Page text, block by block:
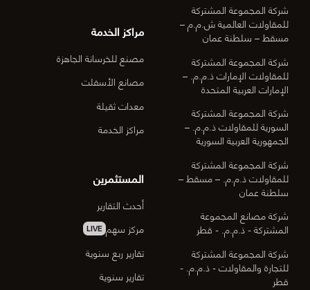
شركة المجموعة المشتركة
للمقاولات العالمية ش.م.م –
مسقط – سلطنة عمان
شركة المجموعة المشتركة
للمقاولات الإمارات ذ.م.م. –
الإمارات العربية المتحدة
شركة المجموعة المشتركة
السورية للمقاولات ذ.م.م. –
الجمهورية العربية السورية
شركة المجموعة المشتركة
للمقاولات ذ.م.م. – مسقط –
سلطنة عمان
شركة مصانع المجموعة
المشتركة - ذ.م.م. - قطر
شركة المجموعة المشتركة
للتجارة والمقاولات - ذ.م.م. -
قطر
مراكز الخدمة
مصنع للخرسانة الجاهزة
مصانع الأسفلت
معدات ثقيلة
مراكز الخدمة
المستثمرين
أحدث التقارير
مركز سهم LIVE
تقارير ربع سنوية
تقارير سنوية